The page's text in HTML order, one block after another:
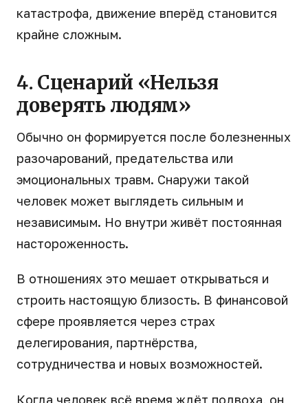
катастрофа, движение вперёд становится
крайне сложным.
4. Сценарий «Нельзя
доверять людям»
Обычно он формируется после болезненных
разочарований, предательства или
эмоциональных травм. Снаружи такой
человек может выглядеть сильным и
независимым. Но внутри живёт постоянная
настороженность.
В отношениях это мешает открываться и
строить настоящую близость. В финансовой
сфере проявляется через страх
делегирования, партнёрства,
сотрудничества и новых возможностей.
Когда человек всё время ждёт подвоха, он